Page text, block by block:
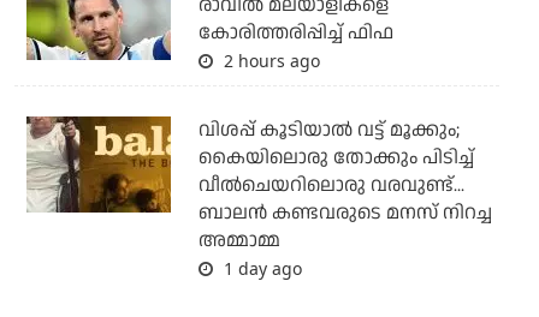
കോരിത്തരിപ്പിച്ച് ഫിഫ
2 hours ago
വിശപ്പ് കൂടിയാല്‍ വട്ട് മൂക്കും;
കൈയിലൊരു തോക്കും പിടിച്ച്
വീല്‍ചെയറിലൊരു വരവുണ്ട്...
ബാലന്‍ കണ്ടവരുടെ മനസ് നിറച്ച
അമ്മാമ്മ
1 day ago